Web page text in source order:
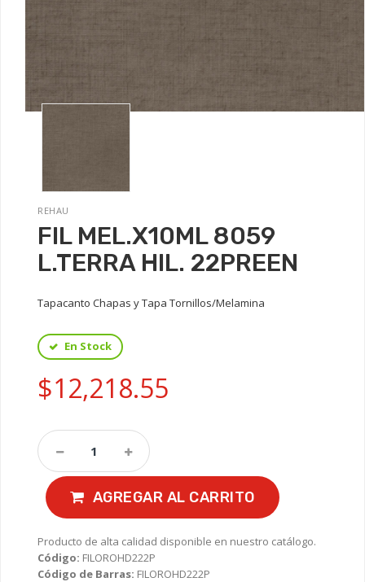
REHAU
FIL MEL.X10ML 8059
L.TERRA HIL. 22PREEN
Tapacanto Chapas y Tapa Tornillos/Melamina
En Stock
$12,218.55
AGREGAR AL CARRITO
Producto de alta calidad disponible en nuestro catálogo.
Código: FILOROHD222P
Código de Barras: FILOROHD222P